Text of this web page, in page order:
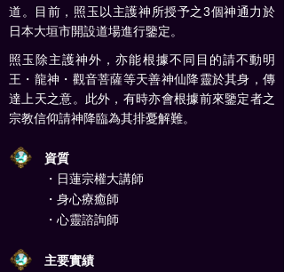
道。目前，照玉以主護神所授予之3個神通力於
日本大垣市開設道場進行鑒定。
照玉除主護神外，亦能根據不同目的請不動明
王・龍神・觀音菩薩等天善神仙降靈於其身，傳
達上天之意。此外，有時亦會根據前來鑒定者之
宗教信仰請神降臨為其排憂解難。
資質
・日蓮宗權大講師
・身心療癒師
・心靈諮詢師
主要實績